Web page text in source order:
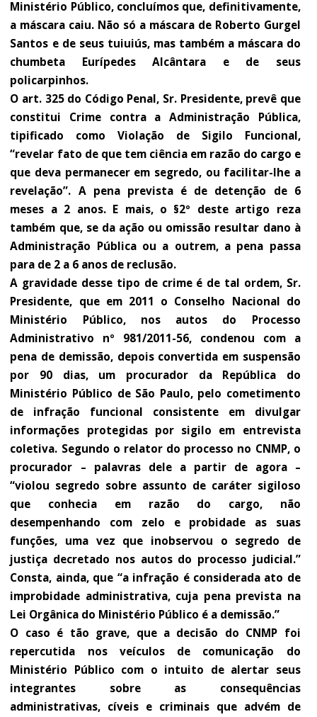
Ministério Público, concluímos que, definitivamente,
a máscara caiu. Não só a máscara de Roberto Gurgel
Santos e de seus tuiuiús, mas também a máscara do
chumbeta Eurípedes Alcântara e de seus
policarpinhos.
O art. 325 do Código Penal, Sr. Presidente, prevê que
constitui Crime contra a Administração Pública,
tipificado como Violação de Sigilo Funcional,
“revelar fato de que tem ciência em razão do cargo e
que deva permanecer em segredo, ou facilitar-lhe a
revelação”. A pena prevista é de detenção de 6
meses a 2 anos. E mais, o §2º deste artigo reza
também que, se da ação ou omissão resultar dano à
Administração Pública ou a outrem, a pena passa
para de 2 a 6 anos de reclusão.
A gravidade desse tipo de crime é de tal ordem, Sr.
Presidente, que em 2011 o Conselho Nacional do
Ministério Público, nos autos do Processo
Administrativo nº 981/2011-56, condenou com a
pena de demissão, depois convertida em suspensão
por 90 dias, um procurador da República do
Ministério Público de São Paulo, pelo cometimento
de infração funcional consistente em divulgar
informações protegidas por sigilo em entrevista
coletiva. Segundo o relator do processo no CNMP, o
procurador – palavras dele a partir de agora –
“violou segredo sobre assunto de caráter sigiloso
que conhecia em razão do cargo, não
desempenhando com zelo e probidade as suas
funções, uma vez que inobservou o segredo de
justiça decretado nos autos do processo judicial.”
Consta, ainda, que “a infração é considerada ato de
improbidade administrativa, cuja pena prevista na
Lei Orgânica do Ministério Público é a demissão.”
O caso é tão grave, que a decisão do CNMP foi
repercutida nos veículos de comunicação do
Ministério Público com o intuito de alertar seus
integrantes sobre as consequências
administrativas, cíveis e criminais que advém de